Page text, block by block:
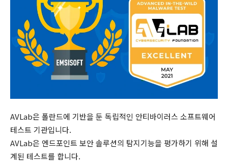
AVLab은 폴란드에 기반을 둔 독립적인 안티바이러스 소프트웨어
테스트 기관입니다.
AVLab은 엔드포인트 보안 솔루션의 탐지기능을 평가하기 위해 설
계된 테스트를 합니다.